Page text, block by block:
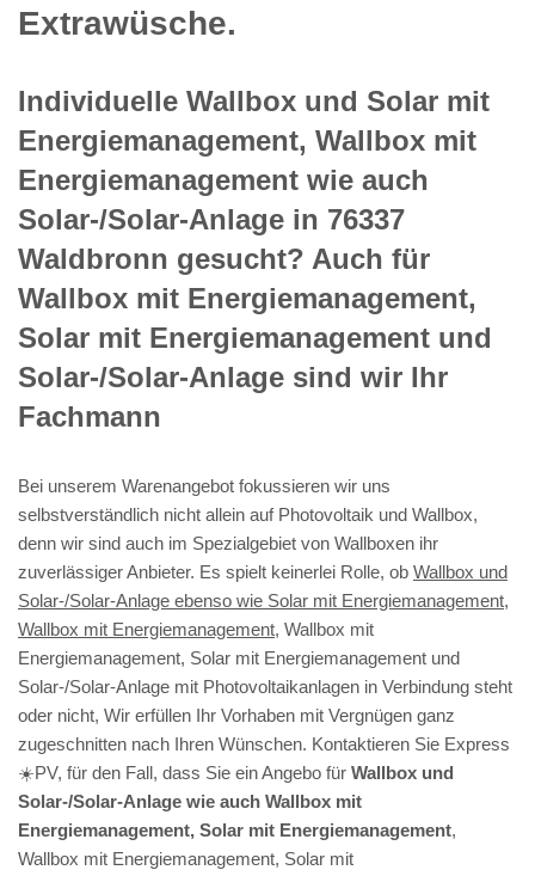
Extrawüsche.
Individuelle Wallbox und Solar mit
Energiemanagement, Wallbox mit
Energiemanagement wie auch
Solar-/Solar-Anlage in 76337
Waldbronn gesucht? Auch für
Wallbox mit Energiemanagement,
Solar mit Energiemanagement und
Solar-/Solar-Anlage sind wir Ihr
Fachmann
Bei unserem Warenangebot fokussieren wir uns
selbstverständlich nicht allein auf Photovoltaik und Wallbox,
denn wir sind auch im Spezialgebiet von Wallboxen ihr
zuverlässiger Anbieter. Es spielt keinerlei Rolle, ob Wallbox und
Solar-/Solar-Anlage ebenso wie Solar mit Energiemanagement,
Wallbox mit Energiemanagement, Wallbox mit
Energiemanagement, Solar mit Energiemanagement und
Solar-/Solar-Anlage mit Photovoltaikanlagen in Verbindung steht
oder nicht, Wir erfüllen Ihr Vorhaben mit Vergnügen ganz
zugeschnitten nach Ihren Wünschen. Kontaktieren Sie Express
☀️PV️, für den Fall, dass Sie ein Angebo für Wallbox und
Solar-/Solar-Anlage wie auch Wallbox mit
Energiemanagement, Solar mit Energiemanagement,
Wallbox mit Energiemanagement, Solar mit